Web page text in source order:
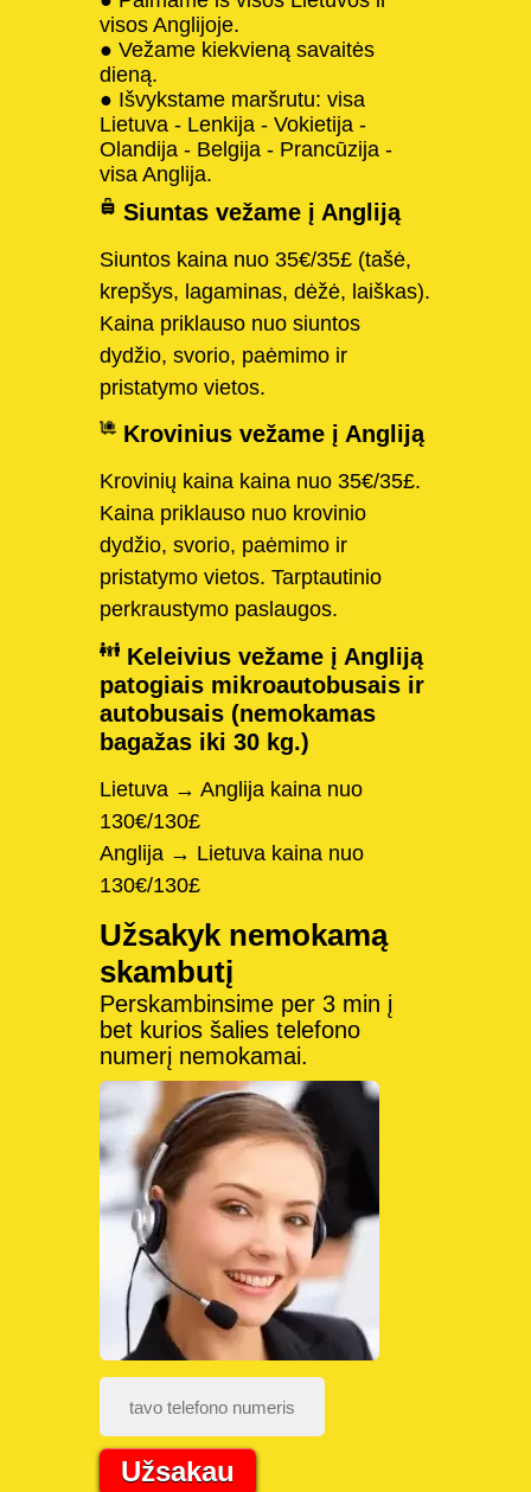
visos Anglijoje.
● Vežame kiekvieną savaitės
dieną.
● Išvykstame maršrutu: visa
Lietuva - Lenkija - Vokietija -
Olandija - Belgija - Prancūzija -
visa Anglija.
Siuntas vežame į Angliją
Siuntos kaina nuo 35€/35£ (tašė,
krepšys, lagaminas, dėžė, laiškas).
Kaina priklauso nuo siuntos
dydžio, svorio, paėmimo ir
pristatymo vietos.
Krovinius vežame į Angliją
Krovinių kaina kaina nuo 35€/35£.
Kaina priklauso nuo krovinio
dydžio, svorio, paėmimo ir
pristatymo vietos. Tarptautinio
perkraustymo paslaugos.
Keleivius vežame į Angliją
patogiais mikroautobusais ir
autobusais (nemokamas
bagažas iki 30 kg.)
Lietuva → Anglija kaina nuo
130€/130£
Anglija → Lietuva kaina nuo
130€/130£
Užsakyk nemokamą
skambutį
Perskambinsime per 3 min į
bet kurios šalies telefono
numerį nemokamai.
Užsakau